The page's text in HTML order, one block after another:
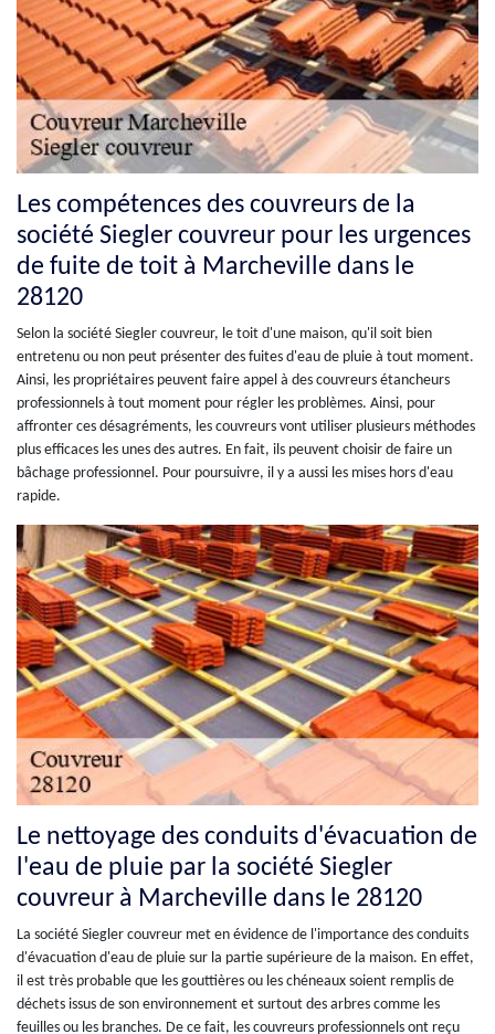
Les compétences des couvreurs de la
société Siegler couvreur pour les urgences
de fuite de toit à Marcheville dans le
28120
Selon la société Siegler couvreur, le toit d'une maison, qu'il soit bien
entretenu ou non peut présenter des fuites d'eau de pluie à tout moment.
Ainsi, les propriétaires peuvent faire appel à des couvreurs étancheurs
professionnels à tout moment pour régler les problèmes. Ainsi, pour
affronter ces désagréments, les couvreurs vont utiliser plusieurs méthodes
plus efficaces les unes des autres. En fait, ils peuvent choisir de faire un
bâchage professionnel. Pour poursuivre, il y a aussi les mises hors d'eau
rapide.
Le nettoyage des conduits d'évacuation de
l'eau de pluie par la société Siegler
couvreur à Marcheville dans le 28120
La société Siegler couvreur met en évidence de l'importance des conduits
d'évacuation d'eau de pluie sur la partie supérieure de la maison. En effet,
il est très probable que les gouttières ou les chéneaux soient remplis de
déchets issus de son environnement et surtout des arbres comme les
feuilles ou les branches. De ce fait, les couvreurs professionnels ont reçu